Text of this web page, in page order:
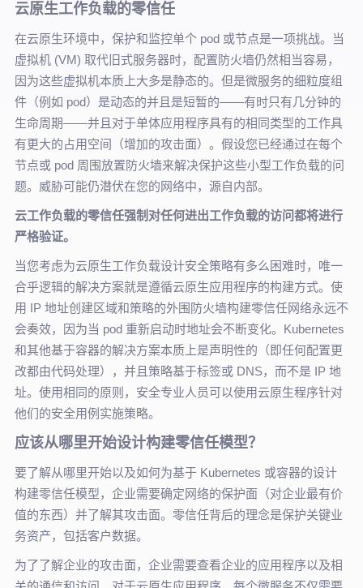
云原生工作负载的零信任
在云原生环境中，保护和监控单个 pod 或节点是一项挑战。当
虚拟机 (VM) 取代旧式服务器时，配置防火墙仍然相当容易，
因为这些虚拟机本质上大多是静态的。但是微服务的细粒度组
件（例如 pod）是动态的并且是短暂的——有时只有几分钟的
生命周期——并且对于单体应用程序具有的相同类型的工作具
有更大的占用空间（增加的攻击面）。假设您已经通过在每个
节点或 pod 周围放置防火墙来解决保护这些小型工作负载的问
题。威胁可能仍潜伏在您的网络中，源自内部。
云工作负载的零信任强制对任何进出工作负载的访问都将进行
严格验证。
当您考虑为云原生工作负载设计安全策略有多么困难时，唯一
合乎逻辑的解决方案就是遵循云原生应用程序的构建方式。使
用 IP 地址创建区域和策略的外围防火墙构建零信任网络永远不
会奏效，因为当 pod 重新启动时地址会不断变化。Kubernetes
和其他基于容器的解决方案本质上是声明性的（即任何配置更
改都由代码处理），并且策略基于标签或 DNS，而不是 IP 地
址。使用相同的原则，安全专业人员可以使用云原生程序针对
他们的安全用例实施策略。
应该从哪里开始设计构建零信任模型？
要了解从哪里开始以及如何为基于 Kubernetes 或容器的设计
构建零信任模型，企业需要确定网络的保护面（对企业最有价
值的东西）并了解其攻击面。零信任背后的理念是保护关键业
务资产，包括客户数据。
为了了解企业的攻击面， 企业需要查看企业的应用程序以及相